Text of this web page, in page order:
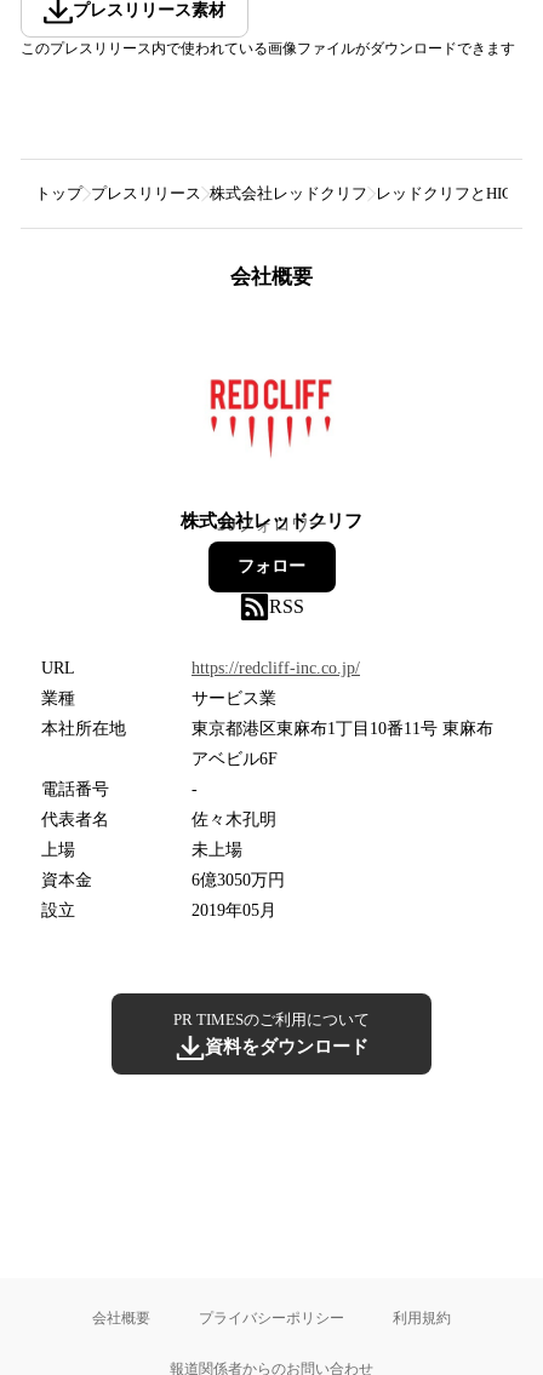
プレスリリース素材
このプレスリリース内で使われている画像ファイルがダウンロードできます
トップ プレスリリース 株式会社レッドクリフ レッドクリフとHIGH
会社概要
株式会社レッドクリフ
30フォロワー
フォロー
RSS
URL
https://redcliff-inc.co.jp/
業種
サービス業
本社所在地
東京都港区東麻布1丁目10番11号 東麻布
アベビル6F
電話番号
-
代表者名
佐々木孔明
上場
未上場
資本金
6億3050万円
設立
2019年05月
PR TIMESのご利用について
資料をダウンロード
会社概要 プライバシーポリシー 利用規約
報道関係者からのお問い合わせ